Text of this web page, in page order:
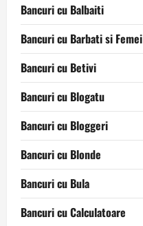
Bancuri cu Balbaiti
Bancuri cu Barbati si Femei
Bancuri cu Betivi
Bancuri cu Blogatu
Bancuri cu Bloggeri
Bancuri cu Blonde
Bancuri cu Bula
Bancuri cu Calculatoare